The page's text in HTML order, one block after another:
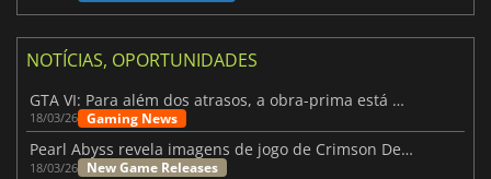
NOTÍCIAS, OPORTUNIDADES
GTA VI: Para além dos atrasos, a obra-prima está quase a chegar
18/03/26 Gaming News
Pearl Abyss revela imagens de jogo de Crimson Desert para a PS5
18/03/26 New Game Releases